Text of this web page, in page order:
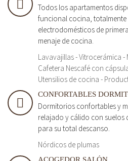
Todos los apartamentos
funcional cocina,
electrodomésticos de
menaje de cocina.
Lavavajillas - Vitrocerámica
Cafetera Nescafé con
Utensilios de cocina -
CONFORTABLES
Dormitorios confortables y
relajado y cálido con suelos
para su total descanso.
Nórdicos de plumas